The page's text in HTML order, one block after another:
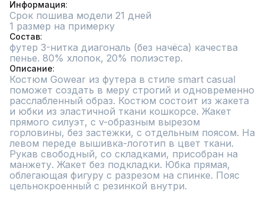
Информация
Срок пошива модели 21 дней
1 размер на примерку
Состав
футер 3-нитка диагональ (без начёса) качества
пенье. 80% хлопок, 20% полиэстер.
Описание
Костюм Gowear из футера в стиле smart casual
поможет создать в меру строгий и одновременно
расслабленный образ. Костюм состоит из жакета
и юбки из эластичной ткани кошкорсе. Жакет
прямого силуэт, с v-образным вырезом
горловины, без застежки, с отдельным поясом. На
левом переде вышивка-логотип в цвет ткани.
Рукав свободный, со складками, присобран на
манжету. Жакет без подкладки. Юбка прямая,
облегающая фигуру с разрезом на спинке. Пояс
цельнокроенный с резинкой внутри.